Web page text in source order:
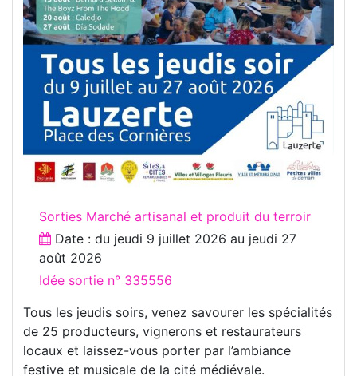
Sorties Marché artisanal et produit du terroir
Date : du jeudi 9 juillet 2026 au jeudi 27
août 2026
Idée sortie n° 335556
Tous les jeudis soirs, venez savourer les spécialités
de 25 producteurs, vignerons et restaurateurs
locaux et laissez-vous porter par l’ambiance
festive et musicale de la cité médiévale.